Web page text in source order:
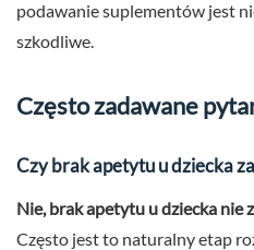
podawanie suplementów jest
szkodliwe.
Często zadawane
Czy brak apetytu u dziecka
Nie, brak apetytu u dziecka nie
Często jest to naturalny etap